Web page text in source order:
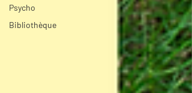
Psycho
Bibliothèque